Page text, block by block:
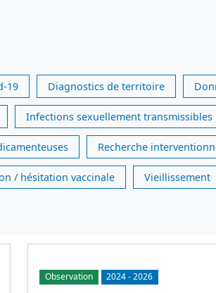
19 Diagnostics de territoire
Infections sexuellement transmissibles
Recherche
/ hésitation vaccinale Vieillissement
Observation 2024-2026